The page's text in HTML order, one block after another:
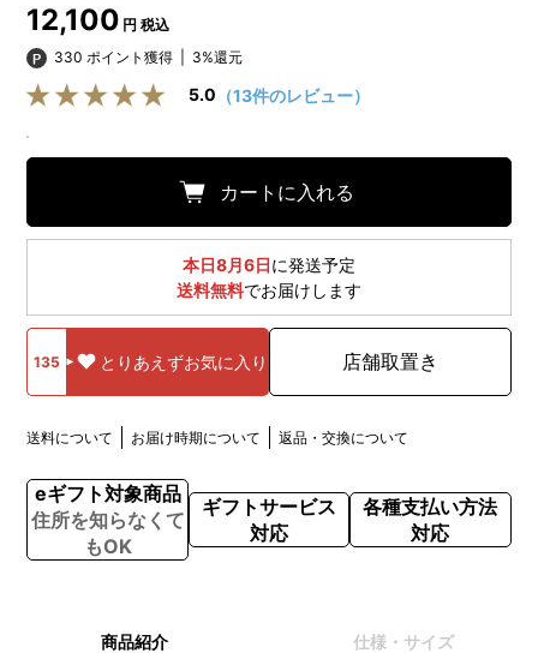
12,100 円 税込
330 ポイント獲得
3%還元
5.0 （13件のレビュー）
カートに入れる
本日8月6日に発送予定
送料無料でお届けします
135 とりあえずお気に入り 店舗取置き
送料について お届け時期について 返品・交換について
eギフト対象商品
住所を知らなくて
もOK
ギフトサービス
対応
各種支払い方法
対応
商品紹介 仕様・サイズ